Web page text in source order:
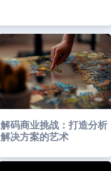
解码商业挑战：打造分析
解决方案的艺术